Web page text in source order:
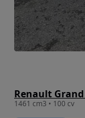
1461 cm3 • 100 cv